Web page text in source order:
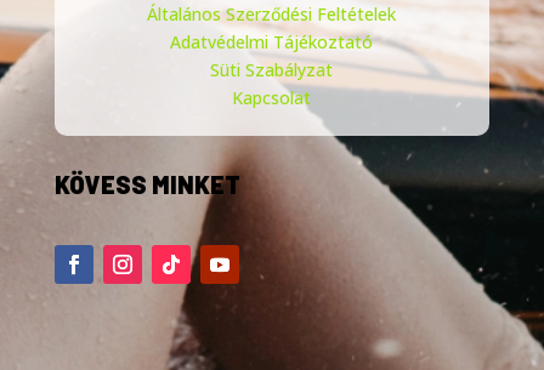
Általános Szerződési Feltételek
Adatvédelmi Tájékoztató
Süti Szabályzat
Kapcsolat
KÖVESS MINKET